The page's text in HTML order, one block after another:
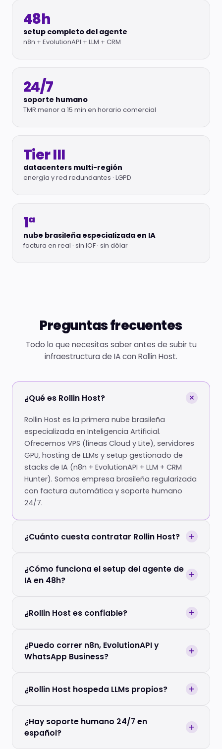
48h
setup completo del agente
n8n + EvolutionAPI + LLM + CRM
24/7
soporte humano
TMR menor a 15 min en horario comercial
Tier III
datacenters multi-región
energía y red redundantes · LGPD
1ª
nube brasileña especializada en IA
factura en real · sin IOF · sin dólar
Preguntas frecuentes
Todo lo que necesitas saber antes de subir tu
infraestructura de IA con Rollin Host.
¿Qué es Rollin Host? +
Rollin Host es la primera nube brasileña
especializada en Inteligencia Artificial.
Ofrecemos VPS (líneas Cloud y Lite), servidores
GPU, hosting de LLMs y setup gestionado de
stacks de IA (n8n + EvolutionAPI + LLM + CRM
Hunter). Somos empresa brasileña regularizada
con factura automática y soporte humano
24/7.
¿Cuánto cuesta contratar Rollin Host? +
¿Cómo funciona el setup del agente de
IA en 48h?
+
¿Rollin Host es confiable? +
¿Puedo correr n8n, EvolutionAPI y
WhatsApp Business?
+
¿Rollin Host hospeda LLMs propios? +
¿Hay soporte humano 24/7 en
español?
+